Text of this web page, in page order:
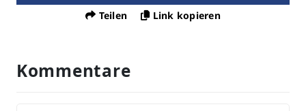
Teilen
Link kopieren
Kommentare